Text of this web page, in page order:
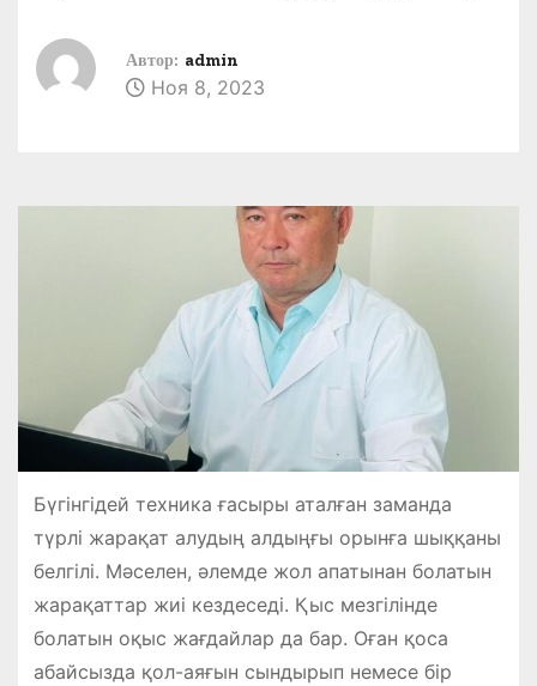
Автор: admin
Ноя 8, 2023
Бүгінгідей техника ғасыры аталған заманда
түрлі жарақат алудың алдыңғы орынға шыққаны
белгілі. Мәселен, әлемде жол апатынан болатын
жарақаттар жиі кездеседі. Қыс мезгілінде
болатын оқыс жағдайлар да бар. Оған қоса
абайсызда қол-аяғын сындырып немесе бір